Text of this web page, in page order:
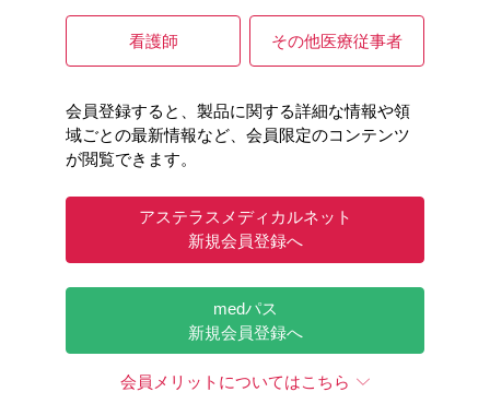
看護師 その他医療従事者
会員登録すると、製品に関する詳細な情報や領
域ごとの最新情報など、会員限定のコンテンツ
が閲覧できます。
アステラスメディカルネット
新規会員登録へ
medパス
新規会員登録へ
会員メリットについてはこちら